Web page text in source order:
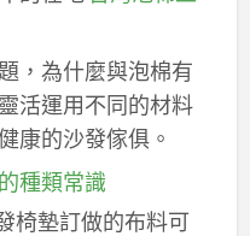
，為什麼與泡棉有
活運用不同的材料
康的沙發傢俱。
種類常識
椅墊訂做的布料可